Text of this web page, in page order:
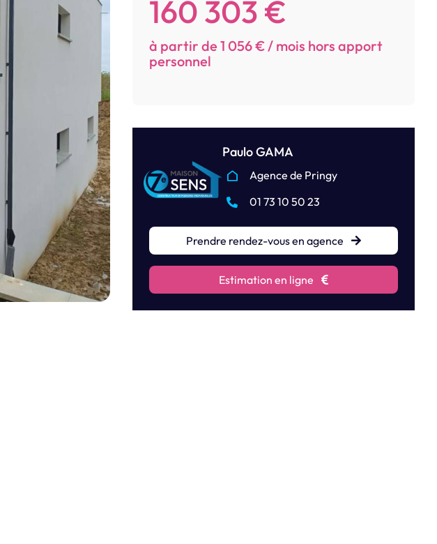
160 303 €
à partir de 1 056 € / mois hors apport
personnel
Paulo GAMA
Agence de Pringy
01 73 10 50 23
Prendre rendez-vous en agence
Estimation en ligne